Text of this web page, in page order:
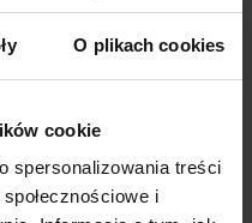
O plikach cookies
cookie
spersonalizowania treści
i